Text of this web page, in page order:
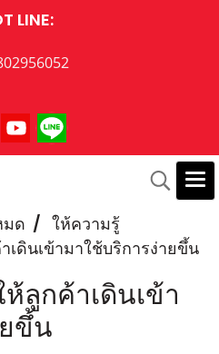
LINE:
มด
ให้ความรู้
ดินเข้ามาใช้บริการง่ายขึ้น
ลูกค้าเดินเข้า
ขึ้น